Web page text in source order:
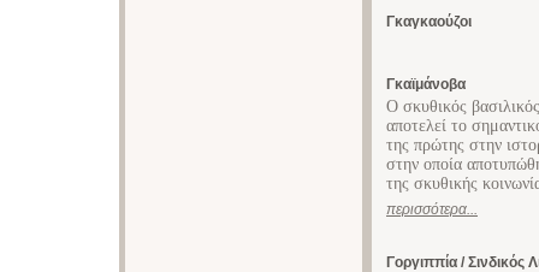
Γκαγκαούζοι
Γκαϊμάνοβα
Ο σκυθικός
αποτελεί το
της πρώτης στην
στην οποία
της σκυθικής
περισσότερα...
Γοργιππία / Σινδικός